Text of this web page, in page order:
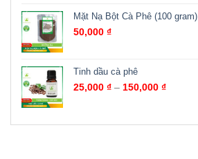
Mặt Nạ Bột Cà Phê (100 gram)
50,000 ₫
Tinh dầu cà phê
25,000 ₫ – 150,000 ₫